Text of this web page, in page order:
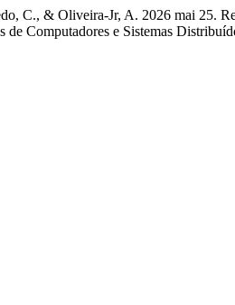
C., & Oliveira-Jr, A. 2026 mai 25.
de Computadores e Sistemas